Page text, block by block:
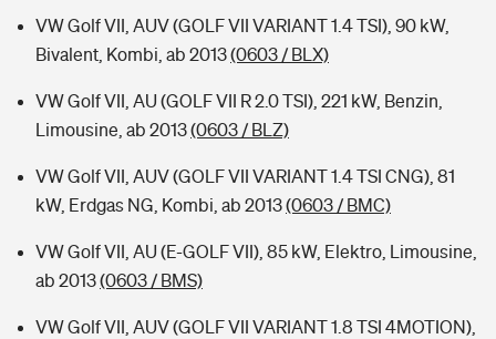
VW Golf VII, AUV (GOLF VII VARIANT 1.4 TSI), 90 kW,
Bivalent, Kombi, ab 2013(0603 / BLX)
VW Golf VII, AU (GOLF VII R 2.0 TSI), 221 kW, Benzin,
Limousine, ab 2013(0603 / BLZ)
VW Golf VII, AUV (GOLF VII VARIANT 1.4 TSI CNG), 81
kW, Erdgas NG, Kombi, ab 2013(0603 / BMC)
VW Golf VII, AU (E-GOLF VII), 85 kW, Elektro, Limousine,
ab 2013(0603 / BMS)
VW Golf VII, AUV (GOLF VII VARIANT 1.8 TSI 4MOTION),